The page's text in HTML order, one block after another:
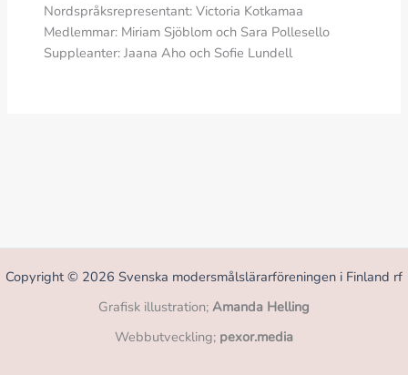
Nordspråksrepresentant: Victoria Kotkamaa
Medlemmar: Miriam Sjöblom och Sara Pollesello
Suppleanter: Jaana Aho och Sofie Lundell
Copyright © 2026 Svenska modersmålslärarföreningen i Finland rf
Grafisk illustration; Amanda Helling
Webbutveckling; pexor.media